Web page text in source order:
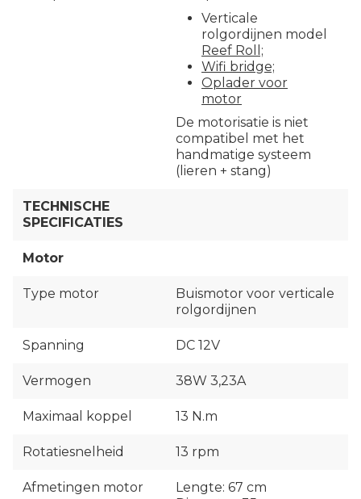
Verticale
rolgordijnen model
Reef Roll;
Wifi bridge;
Oplader voor
motor
De motorisatie is niet
compatibel met het
handmatige systeem
(lieren + stang)
TECHNISCHE
SPECIFICATIES
Motor
Type motor
Buismotor voor verticale
rolgordijnen
Spanning DC 12V
Vermogen 38W 3,23A
Maximaal koppel 13 N.m
Rotatiesnelheid 13 rpm
Afmetingen motor
Lengte: 67 cm